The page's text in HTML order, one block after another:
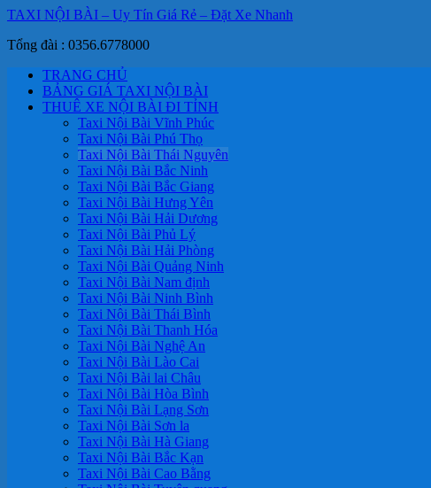
TAXI NỘI BÀI – Uy Tín Giá Rẻ – Đặt Xe Nhanh
Tổng đài : 0356.6778000
TRANG CHỦ
BẢNG GIÁ TAXI NỘI BÀI
THUÊ XE NỘI BÀI ĐI TỈNH
Taxi Nội Bài Vĩnh Phúc
Taxi Nội Bài Phú Thọ
Taxi Nội Bài Thái Nguyên
Taxi Nội Bài Bắc Ninh
Taxi Nội Bài Bắc Giang
Taxi Nội Bài Hưng Yên
Taxi Nội Bài Hải Dương
Taxi Nội Bài Phủ Lý
Taxi Nội Bài Hải Phòng
Taxi Nội Bài Quảng Ninh
Taxi Nội Bài Nam định
Taxi Nội Bài Ninh Bình
Taxi Nội Bài Thái Bình
Taxi Nội Bài Thanh Hóa
Taxi Nội Bài Nghệ An
Taxi Nội Bài Lào Cai
Taxi Nội Bài lai Châu
Taxi Nội Bài Hòa Bình
Taxi Nội Bài Lạng Sơn
Taxi Nội Bài Sơn la
Taxi Nội Bài Hà Giang
Taxi Nội Bài Bắc Kạn
Taxi Nội Bài Cao Bằng